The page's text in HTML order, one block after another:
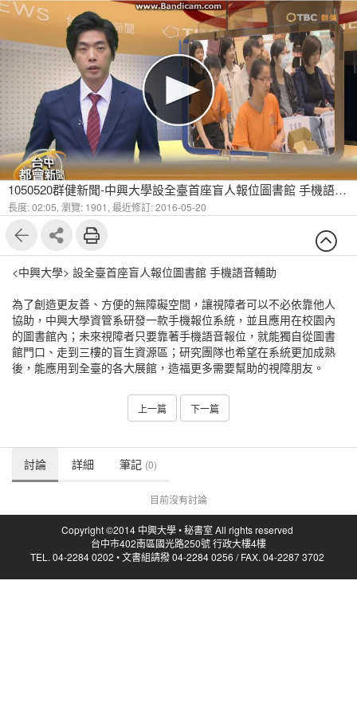
1050520群健新聞-中興大學設全臺首座盲人報位圖書館 手機語音輔助
長度: 02:05, 瀏覽: 1901, 最近修訂: 2016-05-20
<中興大學> 設全臺首座盲人報位圖書館 手機語音輔助
為了創造更友善、方便的無障礙空間，讓視障者可以不必依靠他人
協助，中興大學資管系研發一款手機報位系統，並且應用在校園內
的圖書館內；未來視障者只要靠著手機語音報位，就能獨自從圖書
館門口、走到三樓的盲生資源區；研究團隊也希望在系統更加成熟
後，能應用到全臺的各大展館，造福更多需要幫助的視障朋友。
上一篇 下一篇
討論 詳細 筆記 (0)
目前沒有討論
Copyright ©2014 中興大學 • 秘書室 All rights reserved
台中市402南區國光路250號 行政大樓4樓
TEL. 04-2284 0202 • 文書組請撥 04-2284 0256 / FAX. 04-2287 3702